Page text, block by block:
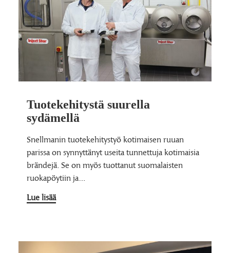
Tuotekehitystä suurella
sydämellä
Snellmanin tuotekehitystyö kotimaisen ruuan
parissa on synnyttänyt useita tunnettuja kotimaisia
brändejä. Se on myös tuottanut suomalaisten
ruokapöytiin ja…
Lue lisää